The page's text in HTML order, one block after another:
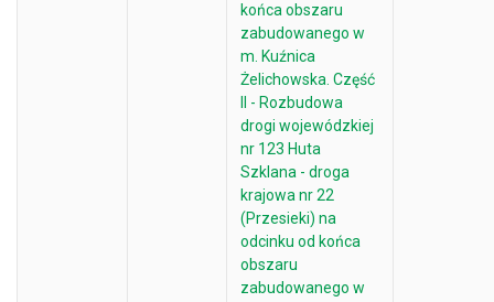
końca obszaru
zabudowanego w
m. Kuźnica
Żelichowska. Część
II - Rozbudowa
drogi wojewódzkiej
nr 123 Huta
Szklana - droga
krajowa nr 22
(Przesieki) na
odcinku od końca
obszaru
zabudowanego w